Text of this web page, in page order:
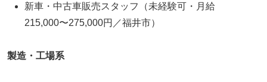
新車・中古車販売スタッフ（未経験可・月給
215,000〜275,000円／福井市）
製造・工場系